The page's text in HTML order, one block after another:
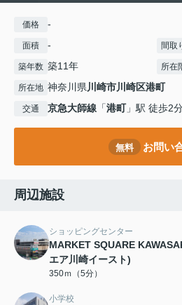
価格 -
面積 - 間取
築年数 築11年 所在
所在地 神奈川県川崎市川崎区港町
交通 京急大師線 「港町」駅 徒歩2
無料 お問い
周辺施設
ショッピングセンター
MARKET SQUARE
エア川崎イースト)
350ｍ（5分）
小学校